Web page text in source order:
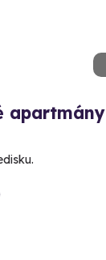
apartmány